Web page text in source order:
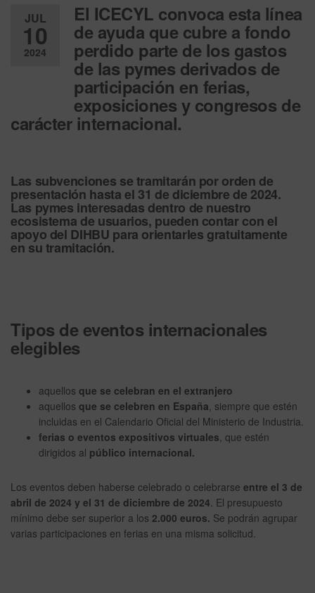
JUL
10
2024
El ICECYL convoca esta línea
de ayuda que cubre a fondo
perdido parte de los gastos
de las pymes derivados de
participación en ferias,
exposiciones y congresos de
carácter internacional.
Las subvenciones se tramitarán por orden de
presentación hasta el 31 de diciembre de 2024.
Las pymes interesadas dentro de nuestro
ecosistema de usuarios, pueden contar con el
apoyo del DIHBU para orientarles gratuitamente
en su tramitación.
Tipos de eventos internacionales
elegibles
aquellos que se celebran en el extranjero
aquellos que se celebren en España, siempre que estén
incluidas en el Calendario Oficial del Ministerio de Industria.
ferias o eventos expositivos virtuales, que estén
dirigidos al público internacional.
Los eventos deben haberse celebrado o celebrarse entre el 3 de
abril de 2024 y el 31 de diciembre de 2024. El presupuesto
mínimo debe ser superior a los 2.000 euros. Se podrán agrupar
varias participaciones en ferias en una misma solicitud.